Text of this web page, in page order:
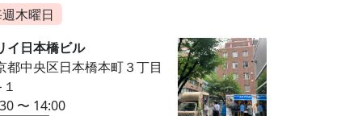
木曜日
イ日本橋ビル
都中央区日本橋本町３丁目
〜 14:00